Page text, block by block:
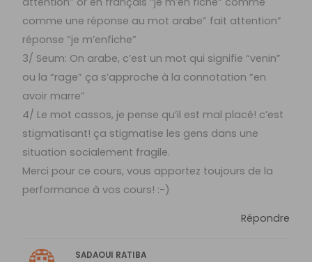
comme une réponse au mot arabe” fait attention”
réponse “je m’enfiche”
3/ Seum: On arabe, c’est un mot qui signifie “venin”
ou la “rage” ça s’approche à la connotation “en
avoir marre”
4/ Le mot cassos, je pense qu’il est mal placé! c’est
stigmatisant! ça stigmatise les gens dans une
situation socialement fragile.
Merci pour ce cours, vous apportez toujours de la
performance à vos cours! :-)
Répondre
SADAOUI RATIBA